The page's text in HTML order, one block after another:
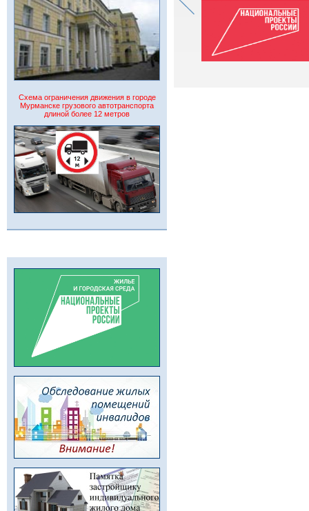
Схема ограничения движения в городе
Мурманске грузового автотранспорта
длиной более 12 метров